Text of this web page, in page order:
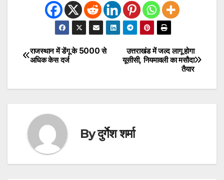
Post
उत्तराखंड में जल्द लागू होगा
यूसीसी, नियमावली का मसौदा
तैयार
राजस्थान में डेंगू के 5000 से
अधिक केस दर्ज
Byदुर्गेश शर्मा